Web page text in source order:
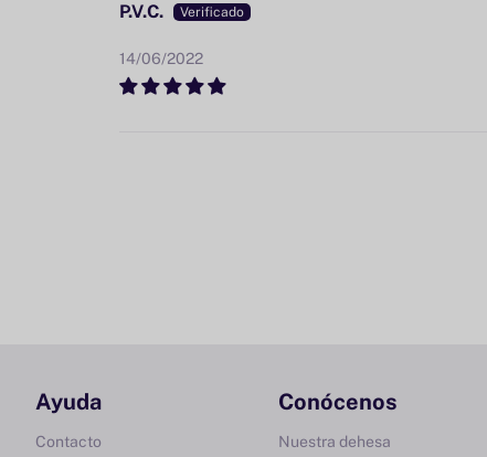
14/06/2022
P.V.C.
Ayuda
Contacto
Conócenos
Nuestra dehesa